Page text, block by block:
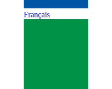
Français